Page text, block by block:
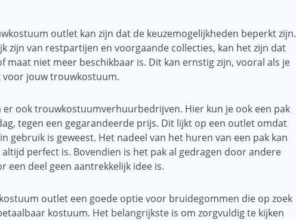
outlet kan zijn dat de keuzemogelijkheden beperkt zijn.
zijn van restpartijen en voorgaande collecties, kan het zijn dat
maat niet meer beschikbaar is. Dit kan ernstig zijn, vooral als je
voor jouw trouwkostuum.
er ook trouwkostuumverhuurbedrijven. Hier kun je ook een pak
tegen een gegarandeerde prijs. Dit lijkt op een outlet omdat
gebruik is geweest. Het nadeel van het huren van een pak kan
perfect is. Bovendien is het pak al gedragen door andere
een deel geen aantrekkelijk idee is.
outlet een goede optie voor bruidegommen die op zoek
kostuum. Het belangrijkste is om zorgvuldig te kijken